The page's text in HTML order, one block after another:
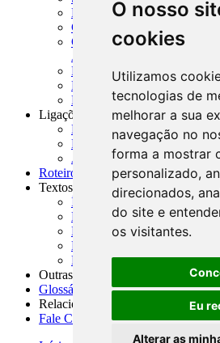
O nosso
cookies
Utilizamos
tecnologias de
melhorar a sua
navegação no
forma a mostrar
personalizado,
direcionados,
do site e
os visitantes.
Eu
Alterar as
MASUP - Manual de
CADOC - Catálogo de
CNAE-CONCLA -
Atividades Econômicas
PMF - Cartilhas do BCB
Manuais Auxiliares do BCB
Resenhas Diárias
Ligações Externas
Links Úteis
Presidência da República
Agências Nacionais
Roteiros para Estudos
Textos
Índice de Textos
Editorial
Monografias
Na Imprensa
Fórum de Discussão
Outras ferramentas
Glossário
Relacionamento
Fale Conosco